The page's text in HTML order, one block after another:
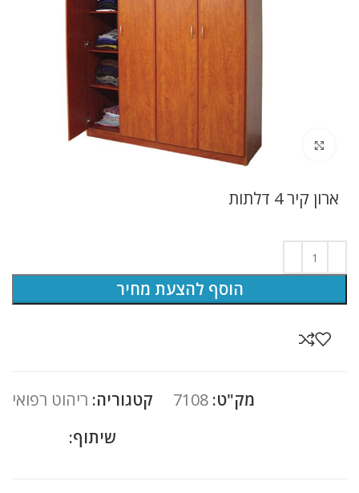
לחץ להגדלה
ארון קיר 4 דלתות
הוסף להצעת מחיר
מק"ט: 7108 קטגוריה: ריהוט רפואי
שיתוף: